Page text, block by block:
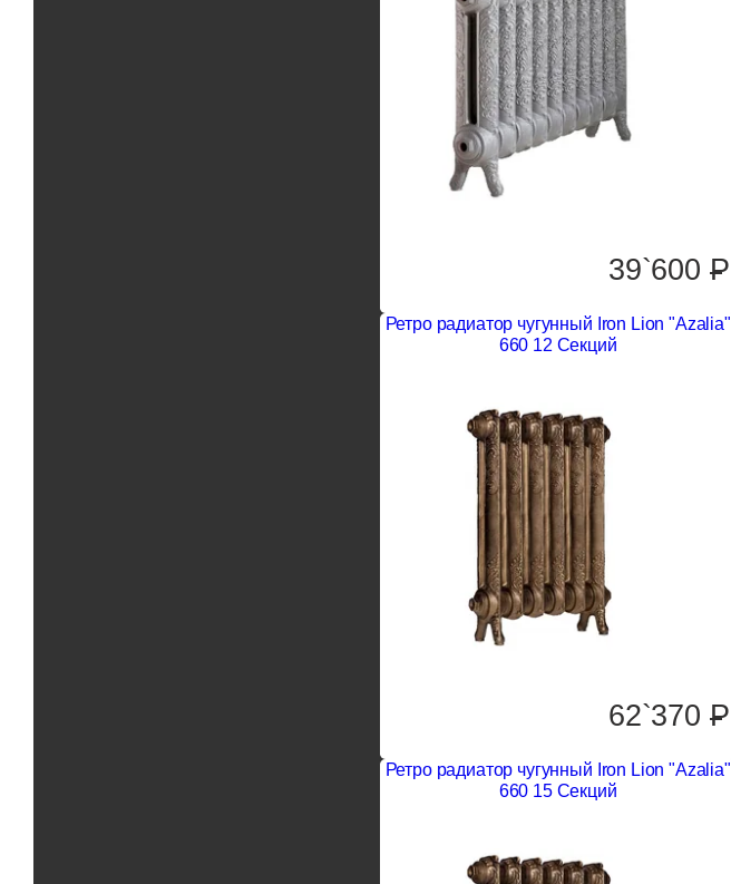
39`600 P
Ретро радиатор чугунный Iron Lion "Azalia"
660 12 Секций
62`370 P
Ретро радиатор чугунный Iron Lion "Azalia"
660 15 Секций